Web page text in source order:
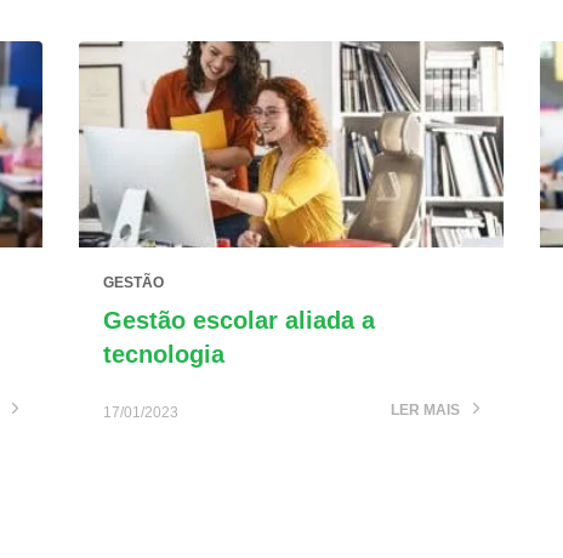
GESTÃO
Gestão escolar aliada a
tecnologia
17/01/2023 LER MAIS